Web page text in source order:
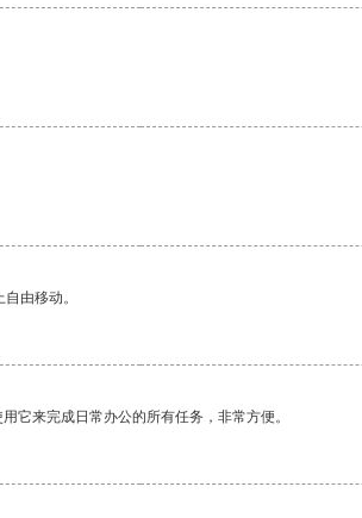
由移动。
它来完成日常办公的所有任务，非常方便。